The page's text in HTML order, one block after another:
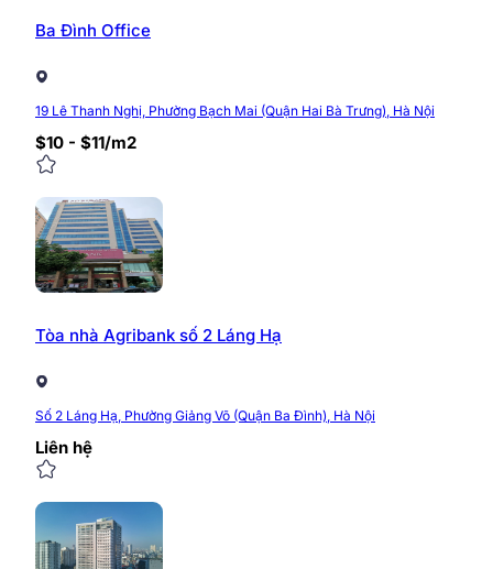
Ba Đình Office
19 Lê Thanh Nghị, Phường Bạch Mai (Quận Hai Bà Trưng), Hà Nội
$10 - $11/m2
Tòa nhà Agribank số 2 Láng Hạ
Số 2 Láng Hạ, Phường Giảng Võ (Quận Ba Đình), Hà Nội
Liên hệ